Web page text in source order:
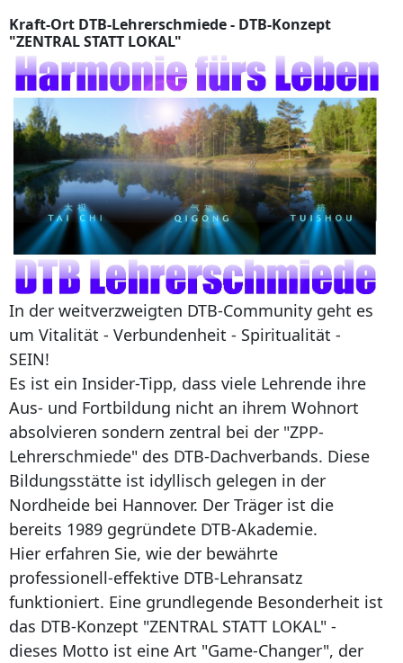
Kraft-Ort DTB-Lehrerschmiede - DTB-Konzept
"ZENTRAL STATT LOKAL"
In der weitverzweigten DTB-Community geht es
um Vitalität - Verbundenheit - Spiritualität -
SEIN!
Es ist ein Insider-Tipp, dass viele Lehrende ihre
Aus- und Fortbildung nicht an ihrem Wohnort
absolvieren sondern zentral bei der "ZPP-
Lehrerschmiede" des DTB-Dachverbands. Diese
Bildungsstätte ist idyllisch gelegen in der
Nordheide bei Hannover. Der Träger ist die
bereits 1989 gegründete DTB-Akademie.
Hier erfahren Sie, wie der bewährte
professionell-effektive DTB-Lehransatz
funktioniert. Eine grundlegende Besonderheit ist
das DTB-Konzept "ZENTRAL STATT LOKAL" -
dieses Motto ist eine Art "Game-Changer", der